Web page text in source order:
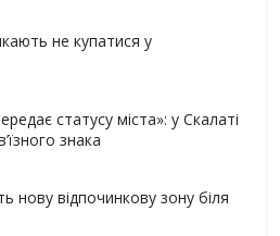
не купатися у
статусу міста»: у Скалаті
знака
нову відпочинкову зону біля